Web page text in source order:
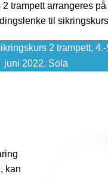
trampett arrangeres
til
2 trampett, 4.-
juni 2022, Sola
kan